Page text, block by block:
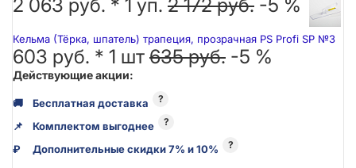
2 063 руб. * 1 уп. 2 172 руб. -5 %
Кельма (Тёрка, шпатель) трапеция, прозрачная PS Profi SP №3
603 руб. * 1 шт 635 руб. -5 %
Действующие акции:
🚚 Бесплатная доставка ?
📌 Комплектом выгоднее ?
₽ Дополнительные скидки 7% и 10% ?